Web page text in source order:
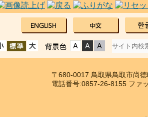
〒680-0017 鳥取県鳥取市尚徳
電話番号:0857-26-8155 ファ